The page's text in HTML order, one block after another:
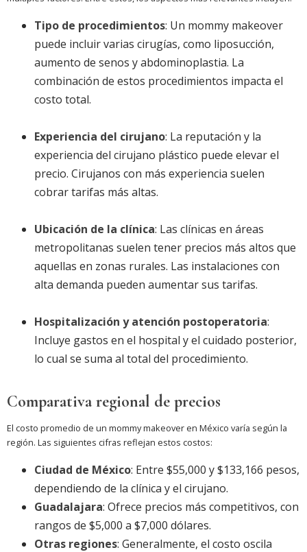
Tipo de procedimientos: Un mommy makeover
puede incluir varias cirugías, como liposucción,
aumento de senos y abdominoplastia. La
combinación de estos procedimientos impacta el
costo total.
Experiencia del cirujano: La reputación y la
experiencia del cirujano plástico puede elevar el
precio. Cirujanos con más experiencia suelen
cobrar tarifas más altas.
Ubicación de la clínica: Las clínicas en áreas
metropolitanas suelen tener precios más altos que
aquellas en zonas rurales. Las instalaciones con
alta demanda pueden aumentar sus tarifas.
Hospitalización y atención postoperatoria:
Incluye gastos en el hospital y el cuidado posterior,
lo cual se suma al total del procedimiento.
Comparativa regional de precios
El costo promedio de un mommy makeover en México varía según la
región. Las siguientes cifras reflejan estos costos:
Ciudad de México: Entre $55,000 y $133,166 pesos,
dependiendo de la clínica y el cirujano.
Guadalajara: Ofrece precios más competitivos, con
rangos de $5,000 a $7,000 dólares.
Otras regiones: Generalmente, el costo oscila